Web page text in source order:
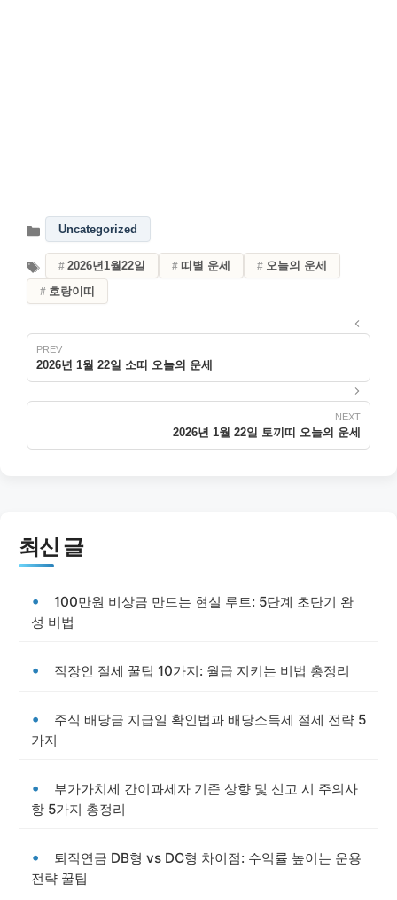
Uncategorized
2026년1월22일 띠별 운세
오늘의 운세
호랑이띠
2026년 1월 22일 소띠 오늘의 운세
2026년 1월 22일 토끼띠 오늘의 운세
최신 글
100만원 비상금 만드는 현실 루트: 5단계 초단기 완
성 비법
직장인 절세 꿀팁 10가지: 월급 지키는 비법 총정리
주식 배당금 지급일 확인법과 배당소득세 절세 전략 5
가지
부가가치세 간이과세자 기준 상향 및 신고 시 주의사
항 5가지 총정리
퇴직연금 DB형 vs DC형 차이점: 수익률 높이는 운용
전략 꿀팁